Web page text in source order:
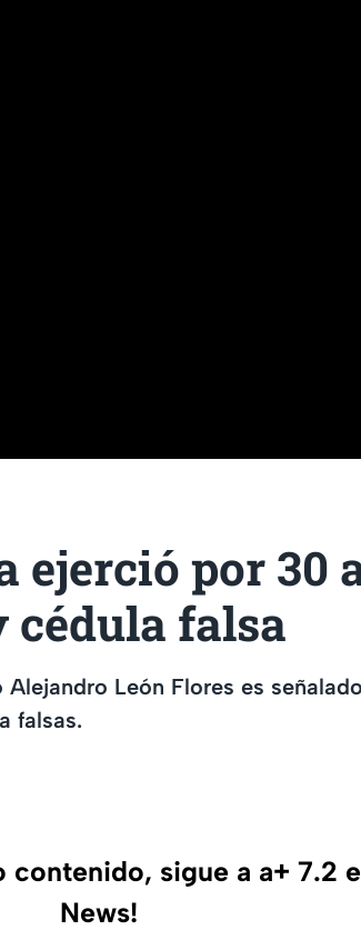
ejerció por 30
falsa
Alejandro León Flores es
falsas.
contenido, sigue a a+ 7.2
News!